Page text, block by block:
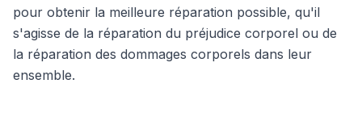
pour obtenir la meilleure réparation possible, qu'il
s'agisse de la réparation du préjudice corporel ou de
la réparation des dommages corporels dans leur
ensemble.